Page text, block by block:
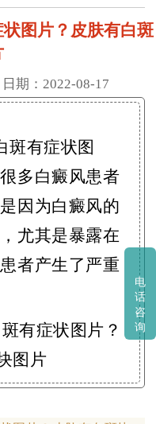
状图片？皮肤有白斑
：2022-08-17
有症状图
多白癜风患者
因为白癜风的
尤其是暴露在
者产生了严重
电
话
咨
询